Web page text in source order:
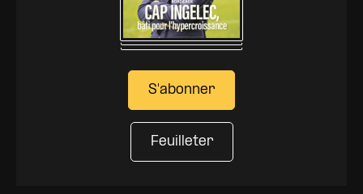
S'abonner
Feuilleter